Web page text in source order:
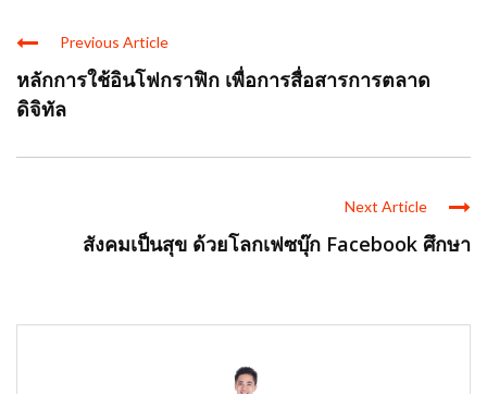
Previous Article
หลักการใช้อินโฟกราฟิก เพื่อการสื่อสารการตลาด
ดิจิทัล
Next Article
สังคมเป็นสุข ด้วยโลกเฟซบุ๊ก Facebook ศึกษา